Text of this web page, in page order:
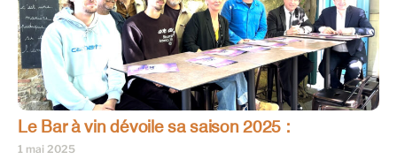
Le Bar à vin dévoile sa saison 2025 :
1 mai 2025